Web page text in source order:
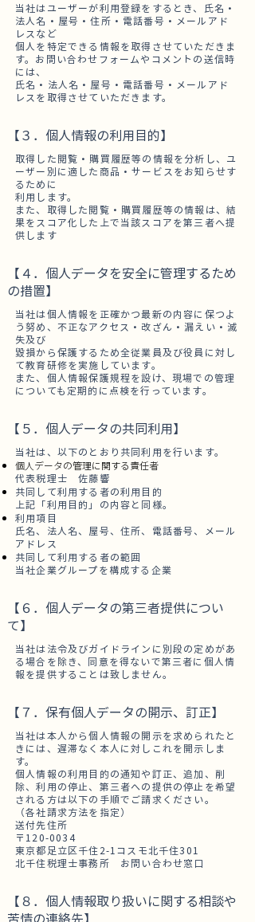
当社はユーザーが利用登録をするとき、氏名・
法人名・屋号・住所・電話番号・メールアド
レスなど
個人を特定できる情報を取得させていただきま
す。 お問い合わせフォームやコメントの送信時
には、
氏名・法人名・屋号・電話番号・メールアド
レスを取得させていただきます。
【３．個人情報の利用目的】
取得した閲覧・購買履歴等の情報を分析し、ユ
ーザー別に適した商品・サービスをお知らせす
るために
利用します。
また、取得した閲覧・購買履歴等の情報は、結
果をスコア化した上で当該スコアを第三者へ提
供します
【４．個人データを安全に管理するため
の措置】
当社は個人情報を正確かつ最新の内容に保つよ
う努め、不正なアクセス・改ざん・漏えい・滅
失及び
毀損から保護するため全従業員及び役員に対し
て教育研修を実施しています。
また、個人情報保護規程を設け、現場での管理
についても定期的に点検を行っています。
【５．個人データの共同利用】
当社は、以下のとおり共同利用を行います。
個人データの管理に関する責任者
代表税理士 佐藤響
共同して利用する者の利用目的
上記「利用目的」の内容と同様。
利用項目
氏名、法人名、屋号、住所、電話番号、メール
アドレス
共同して利用する者の範囲
当社企業グループを構成する企業
【６．個人データの第三者提供につい
て】
当社は法令及びガイドラインに別段の定めがあ
る場合を除き、同意を得ないで第三者に個人情
報を提供することは致しません。
【７．保有個人データの開示、訂正】
当社は本人から個人情報の開示を求められたと
きには、遅滞なく本人に対しこれを開示しま
す。
個人情報の利用目的の通知や訂正、追加、削
除、利用の停止、第三者への提供の停止を希望
される方は以下の手順でご請求ください。
（各社請求方法を指定）
送付先住所
〒120-0034
東京都足立区千住2-1コスモ北千住301
北千住税理士事務所 お問い合わせ窓口
【８．個人情報取り扱いに関する相談や
苦情の連絡先】